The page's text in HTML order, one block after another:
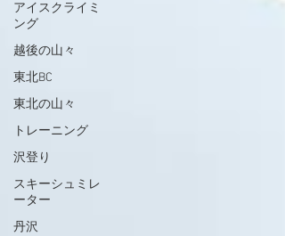
アイスクライミ
ング
越後の山々
東北BC
東北の山々
トレーニング
沢登り
スキーシュミレ
ーター
丹沢